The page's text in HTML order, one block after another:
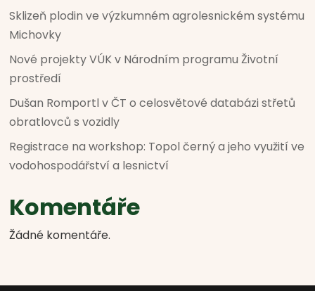
Sklizeň plodin ve výzkumném agrolesnickém systému
Michovky
Nové projekty VÚK v Národním programu Životní
prostředí
Dušan Romportl v ČT o celosvětové databázi střetů
obratlovců s vozidly
Registrace na workshop: Topol černý a jeho využití ve
vodohospodářství a lesnictví
Komentáře
Žádné komentáře.